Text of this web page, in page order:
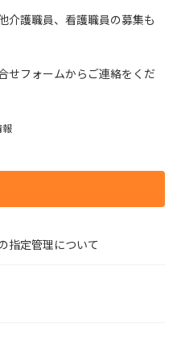
介護職員、看護職員の募集も
せフォームからご連絡をくだ
報
指定管理について